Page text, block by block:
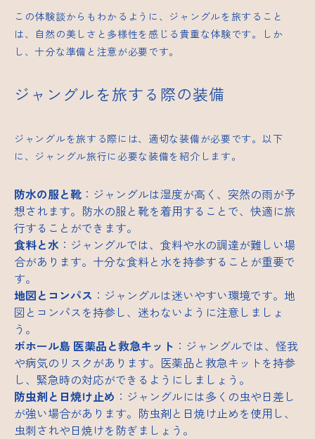
この体験談からもわかるように、ジャングルを旅すること
は、自然の美しさと多様性を感じる貴重な体験です。しか
し、十分な準備と注意が必要です。
ジャングルを旅する際の装備
ジャングルを旅する際には、適切な装備が必要です。以下
に、ジャングル旅行に必要な装備を紹介します。
防水の服と靴 ：ジャングルは湿度が高く、突然の雨が予
想されます。防水の服と靴を着用することで、快適に旅
行することができます。
食料と水 ：ジャングルでは、食料や水の調達が難しい場
合があります。十分な食料と水を持参することが重要で
す。
地図とコンパス ：ジャングルは迷いやすい環境です。地
図とコンパスを持参し、迷わないように注意しましょ
う。
ボホール島 医薬品と救急キット ：ジャングルでは、怪我
や病気のリスクがあります。医薬品と救急キットを持参
し、緊急時の対応ができるようにしましょう。
防虫剤と日焼け止め ：ジャングルには多くの虫や日差し
が強い場合があります。防虫剤と日焼け止めを使用し、
虫刺されや日焼けを防ぎましょう。